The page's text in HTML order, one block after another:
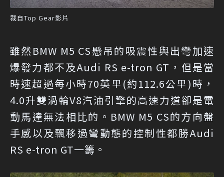
裁自Top Gear影片
雖然BMW M5 CS懸吊的吸震性與出彎加速
爆發力都不及Audi RS e-tron GT，但是當
時速超過每小時70英里(約112.6公里)時，
4.0升雙渦輪V8汽油引擎的高速力道卻是電
動馬達無法相比的。BMW M5 CS的方向盤
手感以及飄移過彎動態的控制性都勝Audi
RS e-tron GT一籌。